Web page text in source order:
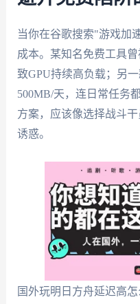
当你在谷歌搜索"游戏加
成本。某知名免费工具
致GPU持续高负载；另
500MB/天，连日常任务
方案，应该像选择战斗
诱惑。
国外玩明日方舟延迟高